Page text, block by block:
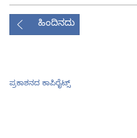
ಹಿಂದಿನದು
ಪ್ರಕಾಶನದ ಕಾಪಿರೈಟ್ಸ್‌